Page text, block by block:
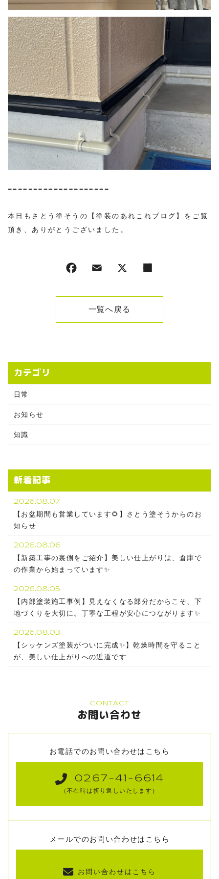
====================
本日もさとう塗そうの【塗装のあれこれブログ】をご覧
頂き、ありがとうございました。
一覧へ戻る
カテゴリ
日常
お知らせ
知識
新着記事
2026.08.07
【お盆期間も営業しています🌻】さとう塗そうからのお
知らせ
2026.08.06
【新築工事の裏側をご紹介】美しい仕上がりは、倉庫で
の作業から始まっています✨
2026.08.05
【内部塗装施工事例】見えなくなる部分だからこそ、下
地づくりを大切に。丁寧な工程が安心につながります✨
2026.08.03
【シッケンズ塗装がついに完成✨】乾燥時間を守ること
が、美しい仕上がりへの近道です
CONTACT
お問い合わせ
お電話でのお問い合わせはこちら
0267-41-6614
（不在時は折り返しいたします）
メールでのお問い合わせはこちら
お問い合わせはこちら